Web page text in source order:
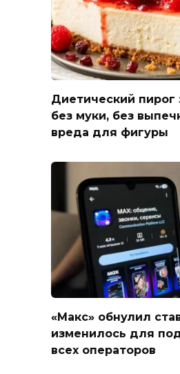
Диетический пирог
без муки, без
вреда для фигуры
«Макс» обнулил
изменилось для
всех операторов